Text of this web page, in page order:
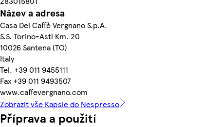
Název a adresa
Casa Del Caffè Vergnano S.p.A.
S.S. Torino-Asti Km. 20
10026 Santena (TO)
Italy
Tel. +39 011 9455111
Fax +39 011 9493507
www.caffevergnano.com
Zobrazit vše Kapsle do Nespresso
Příprava a použití